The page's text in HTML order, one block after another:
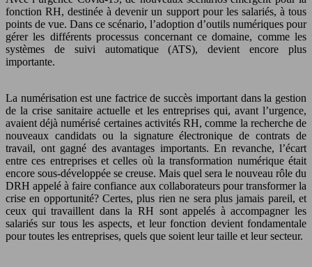
fonction RH, destinée à devenir un support pour les salariés, à tous
points de vue. Dans ce scénario, l’adoption d’outils numériques pour
gérer les différents processus concernant ce domaine, comme les
systèmes de suivi automatique (ATS), devient encore plus
importante.
La numérisation est une factrice de succès important dans la gestion
de la crise sanitaire actuelle et les entreprises qui, avant l’urgence,
avaient déjà numérisé certaines activités RH, comme la recherche de
nouveaux candidats ou la signature électronique de contrats de
travail, ont gagné des avantages importants. En revanche, l’écart
entre ces entreprises et celles où la transformation numérique était
encore sous-développée se creuse. Mais quel sera le nouveau rôle du
DRH appelé à faire confiance aux collaborateurs pour transformer la
crise en opportunité? Certes, plus rien ne sera plus jamais pareil, et
ceux qui travaillent dans la RH sont appelés à accompagner les
salariés sur tous les aspects, et leur fonction devient fondamentale
pour toutes les entreprises, quels que soient leur taille et leur secteur.